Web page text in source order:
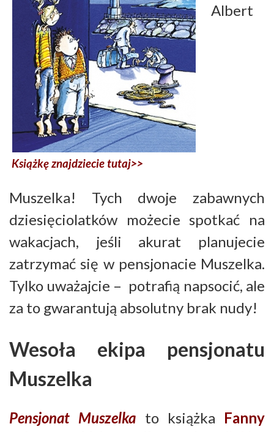
Książkę znajdziecie tutaj>>
Albert
Muszelka! Tych dwoje zabawnych
dziesięciolatków możecie spotkać na
wakacjach, jeśli akurat planujecie
zatrzymać się w pensjonacie Muszelka.
Tylko uważajcie – potrafią napsocić, ale
za to gwarantują absolutny brak nudy!
Wesoła ekipa pensjonatu
Muszelka
Pensjonat Muszelka to książka Fanny